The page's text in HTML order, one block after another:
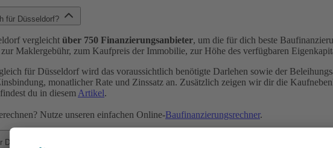
für Düsseldorf?
vergleicht über 750 Finanzierungsanbieter, um die für dich beste
Maklergebühr, zum Kaufpreis der Immobilie, zur Höhe des verfügbaren
für Düsseldorf wird das voraussichtlich benötigte Darlehen sowie der
monatlicher Rate und Zinssatz an. Zusätzlich zeigen wir dir die
du in diesem Artikel.
Nutze unseren einfachen Online-Baufinanzierungsrechner.
Worauf sollte ich bei einem Baufinanzierungsvergleich für Düsseldorf achten?